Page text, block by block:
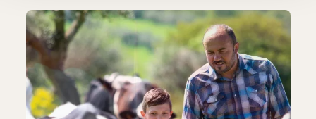
Bildergalerie überspringen